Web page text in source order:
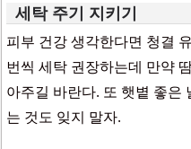
세탁 주기 지키기
피부 건강 생각한다면 청결
번씩 세탁 권장하는데 만약
아주길 바란다. 또 햇볕 좋은
는 것도 잊지 말자.